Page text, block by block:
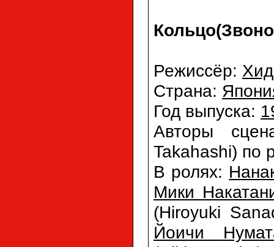
Режиссёр:
Страна:
Год выпуска:
Авторы
Takahashi) по
В ролях:
Мики
(Hiroyuki
Йоичи